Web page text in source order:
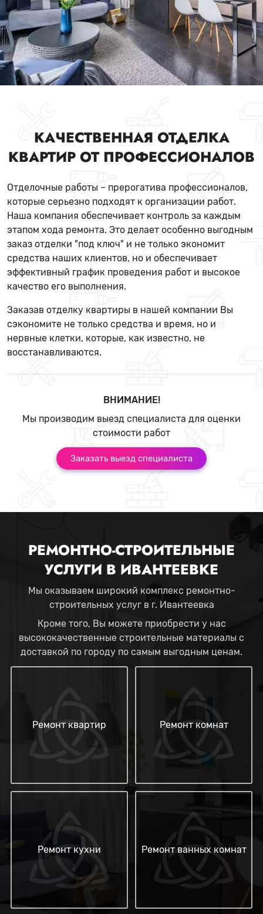
КАЧЕСТВЕННАЯ ОТДЕЛКА
КВАРТИР ОТ ПРОФЕССИОНАЛОВ
Отделочные работы – прерогатива профессионалов,
которые серьезно подходят к организации работ.
Наша компания обеспечивает контроль за каждым
этапом хода ремонта. Это делает особенно выгодным
заказ отделки "под ключ" и не только экономит
средства наших клиентов, но и обеспечивает
эффективный график проведения работ и высокое
качество его выполнения.
Заказав отделку квартиры в нашей компании Вы
сэкономите не только средства и время, но и
нервные клетки, которые, как известно, не
восстанавливаются.
ВНИМАНИЕ!
Мы производим выезд специалиста для оценки
стоимости работ
Заказать выезд специалиста
РЕМОНТНО-СТРОИТЕЛЬНЫЕ
УСЛУГИ В ИВАНТЕЕВКЕ
Мы оказываем широкий комплекс ремонтно-
строительных услуг в г. Ивантеевка
Кроме того, Вы можете приобрести у нас
высококачественные строительные материалы с
доставкой по городу по самым выгодным ценам.
Ремонт квартир Ремонт комнат
Ремонт кухни Ремонт ванных комнат